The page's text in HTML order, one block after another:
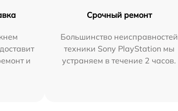
и
Срочный ремонт
Большинство неисправностей
техники Sony PlayStation мы
устраняем в течение 2 часов.